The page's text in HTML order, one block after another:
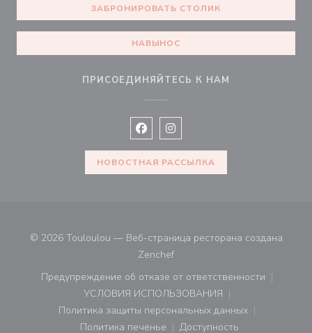
ЗАБРОНИРОВАТЬ СТОЛИК
НАВЫНОС
ПРИСОЕДИНЯЙТЕСЬ К НАМ
Facebook ((открывается в новом
Instagram ((открывается в
НОВОСТНАЯ РАССЫЛКА
© 2026 Touloulou — Веб-страница ресторана создана
Zenchef((открывается в новом окне))
Предупреждение об отказе от ответственности
((открывается в новом окне))
УСЛОВИЯ ИСПОЛЬЗОВАНИЯ
((открывается в новом окне))
Политика защиты персональных данных
((открывается в новом окне))
Политика печенье Доступность